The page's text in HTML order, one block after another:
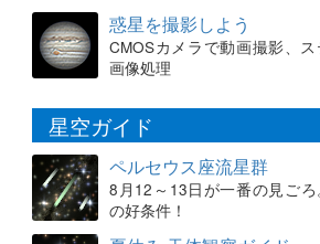
惑星を撮影しよう
CMOSカメラで動画撮影、
画像処理
星空ガイド
ペルセウス座流星群
8月12～13日が一番の見ご
の好条件！